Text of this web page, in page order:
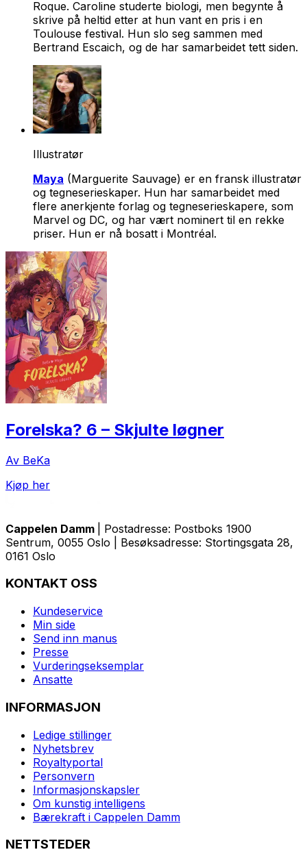
Roque. Caroline studerte biologi, men begynte å
skrive på heltid etter at hun vant en pris i en
Toulouse festival. Hun slo seg sammen med
Bertrand Escaich, og de har samarbeidet tett siden.
Illustratør
Maya (Marguerite Sauvage) er en fransk illustratør
og tegneserieskaper. Hun har samarbeidet med
flere anerkjente forlag og tegneserieskapere, som
Marvel og DC, og har vært nominert til en rekke
priser. Hun er nå bosatt i Montréal.
Forelska? 6 – Skjulte løgner
Av BeKa
Kjøp her
Cappelen Damm
| Postadresse: Postboks 1900
Sentrum, 0055 Oslo | Besøksadresse: Stortingsgata 28,
0161 Oslo
KONTAKT OSS
Kundeservice
Min side
Send inn manus
Presse
Vurderingseksemplar
Ansatte
INFORMASJON
Ledige stillinger
Nyhetsbrev
Royaltyportal
Personvern
Informasjonskapsler
Om kunstig intelligens
Bærekraft i Cappelen Damm
NETTSTEDER